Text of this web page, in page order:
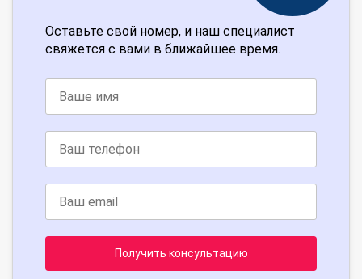
Оставьте свой номер, и наш специалист
свяжется с вами в ближайшее время.
Получить консультацию